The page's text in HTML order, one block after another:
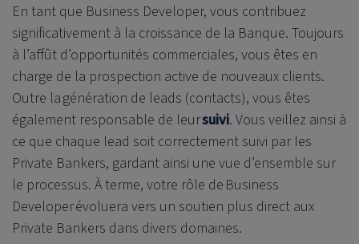
En tant que Business Developer, vous contribuez
significativement à la croissance de la Banque. Toujours
à l’affût d’opportunités commerciales, vous êtes en
charge de la prospection active de nouveaux clients.
Outre la génération de leads (contacts), vous êtes
également responsable de leursuivi. Vous veillez ainsi à
ce que chaque lead soit correctement suivi par les
Private Bankers, gardant ainsi une vue d’ensemble sur
le processus. À terme, votre rôle de Business
Developer évoluera vers un soutien plus direct aux
Private Bankers dans divers domaines.